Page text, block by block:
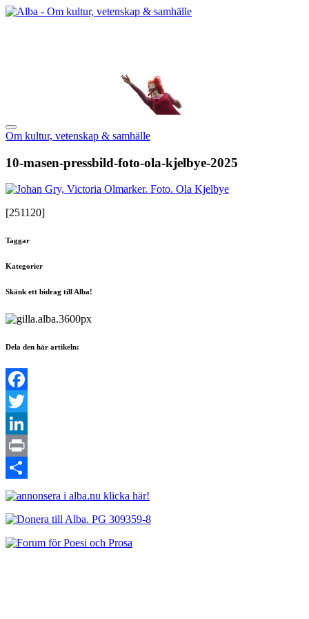
Om kultur, vetenskap & samhälle
10-masen-pressbild-foto-ola-kjelbye-2025
[251120]
Taggar
Kategorier
Skänk ett bidrag till Alba!
Dela den här artikeln:
Facebook
Twitter
LinkedIn
Print
Dela